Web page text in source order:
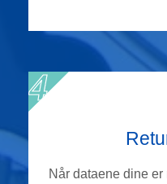
Når dataene dine